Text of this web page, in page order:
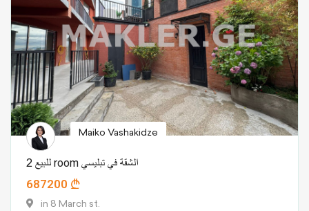
Maiko Vashakidze
للبيع 2 room الشقة في تبليسي
687200
in 8 March st.